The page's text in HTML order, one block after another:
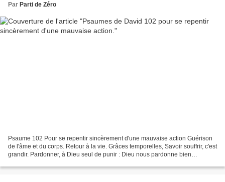
Par Parti de Zéro
Psaume 102 Pour se repentir sincèrement d'une mauvaise action Guérison
de l'âme et du corps. Retour à la vie. Grâces temporelles, Savoir souffrir, c'est
grandir. Pardonner, à Dieu seul de punir : Dieu nous pardonne bien